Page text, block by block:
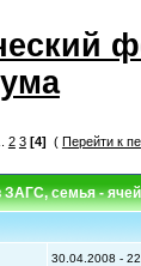
2 3 [4] ( Перейти к
ЗАГС, семья -
30.04.2008 -